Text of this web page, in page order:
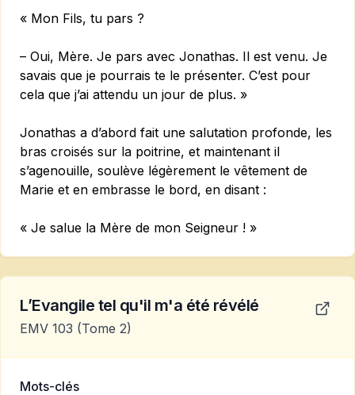
« Mon Fils, tu pars ?
– Oui, Mère. Je pars avec Jonathas. Il est venu. Je
savais que je pourrais te le présenter. C’est pour
cela que j’ai attendu un jour de plus. »
Jonathas a d’abord fait une salutation profonde, les
bras croisés sur la poitrine, et maintenant il
s’agenouille, soulève légèrement le vêtement de
Marie et en embrasse le bord, en disant :
« Je salue la Mère de mon Seigneur ! »
L’Evangile tel qu'il m'a été révélé
EMV 103 (Tome 2)
Mots-clés